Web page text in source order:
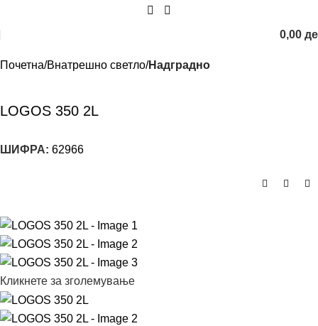
0,00
Почетна Внатрешно светло Надградно
LOGOS 350 2L
ШИФРА: 62966
Кликнете за зголемување